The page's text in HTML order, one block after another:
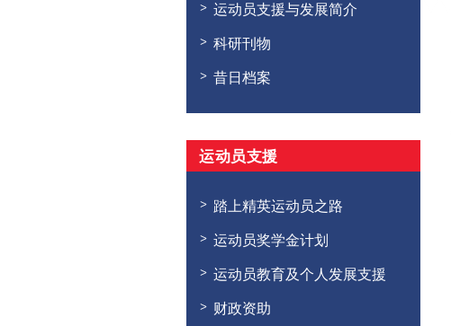
运动员支援与发展简介
科研刊物
昔日档案
运动员支援
踏上精英运动员之路
运动员奖学金计划
运动员教育及个人发展支援
财政资助